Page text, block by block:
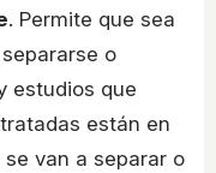
. Permite que sea
o
estudios que
están en
van a separar o